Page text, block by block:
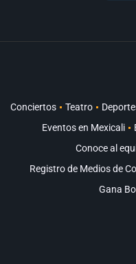
Conciertos Teatro
Eventos en Mexicali
Conoce al
Registro de Medios de
Gana